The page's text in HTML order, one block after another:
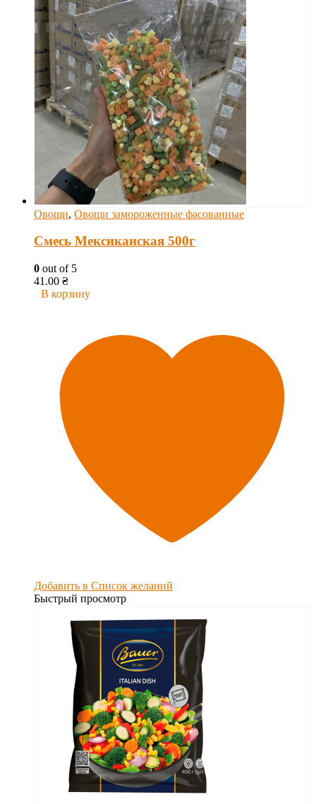
Овощи, Овощи замороженные фасованные
Смесь Мексиканская 500г
0 out of 5
41.00 ₴
В корзину
Добавить в Список желаний
Быстрый просмотр